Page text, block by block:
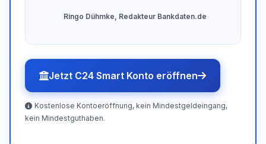
Ringo Dühmke, Redakteur Bankdaten.de
Jetzt C24 Smart Konto eröffnen
Kostenlose Kontoeröffnung, kein Mindestgeldeingang,
kein Mindestguthaben.